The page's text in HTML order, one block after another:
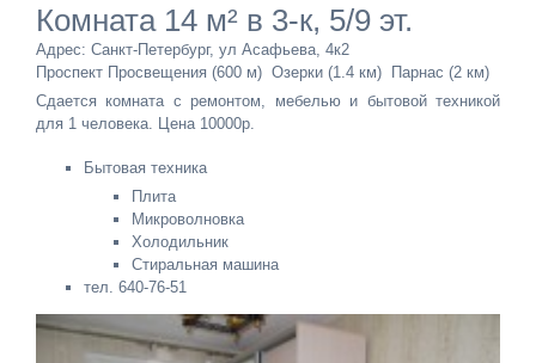
Комната 14 м² в 3-к, 5/9 эт.
Адрес: Санкт-Петербург, ул Асафьева, 4к2
Проспект Просвещения (600 м) Озерки (1.4 км) Парнас (2 км)
Сдается комната с ремонтом, мебелью и бытовой техникой
для 1 человека. Цена 10000р.
Бытовая техника
Плита
Микроволновка
Холодильник
Стиральная машина
тел. 640-76-51